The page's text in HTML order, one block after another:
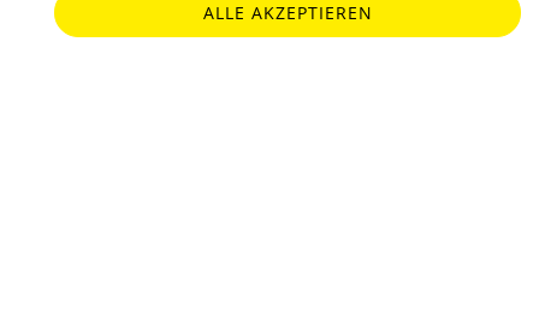
ALLE AKZEPTIEREN
* Die Preise können nach Auswahl des Stores variieren.